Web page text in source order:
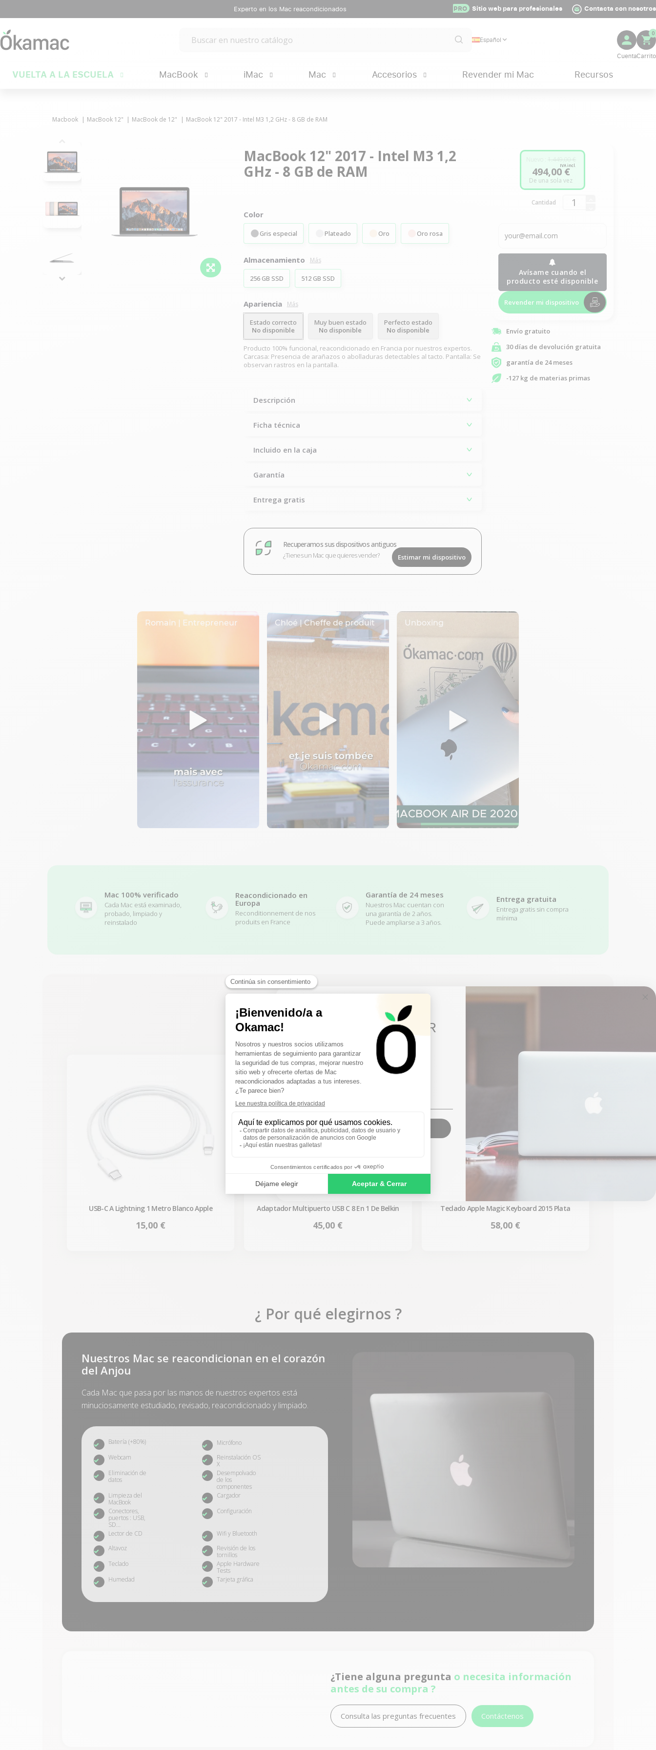
Experto en los Mac reacondicionados PRO Sitio web para profesionales Contacta con nosotros
Español
0
VUELTA A LA ESCUELA MacBook iMac Mac Accesorios Revender mi Mac Recursos
Macbook MacBook 12" MacBook de 12" MacBook 12" 2017 - Intel M3 1,2 GHz - 8 GB de RAM
MacBook 12" 2017 - Intel M3 1,2
GHz - 8 GB de RAM
Color
Gris especial Plateado Oro Oro rosa
Almacenamiento Más
256 GB SSD 512 GB SSD
Apariencia Más
Estado correcto
No disponible
Muy buen estado
No disponible
Perfecto estado
No disponible
Producto 100% funcional, reacondicionado en Francia por nuestros expertos.
Carcasa: Presencia de arañazos o abolladuras detectables al tacto. Pantalla: Se
observan rastros en la pantalla.
Descripción
Ficha técnica
Incluido en la caja
Garantía
Entrega gratis
Recuperamos sus dispositivos antiguos
¿Tienes un Mac que quieres vender? Estimar mi dispositivo
1.449,00 €
494,00 €
IVA incl.
De una sola vez
Cantidad
Avísame cuando el
producto esté disponible
Revender mi dispositivo
Envío gratuito
30 días de devolución gratuita
garantía de 24 meses
-127 kg de materias primas
Mac 100% verificado
Cada Mac está examinado,
probado, limpiado y
reinstalado
Reacondicionado en
Europa
Reconditionnement de nos
produits en France
Garantía de 24 meses
Nuestros Mac cuentan con
una garantía de 2 años.
Puede ampliarse a 3 años.
Entrega gratuita
Entrega gratis sin compra
mínima
Related Products
USB-C A Lightning 1 Metro Blanco Apple
Precio
15,00 €
Adaptador Multipuerto USB C 8 En 1 De Belkin
Precio
45,00 €
Teclado Apple Magic Keyboard 2015 Plata
Precio
58,00 €
¿ Por qué elegirnos ?
Nuestros Mac se reacondicionan en el corazón
del Anjou
Cada Mac que pasa por las manos de nuestros expertos está
minuciosamente estudiado, revisado, reacondicionado y limpiado.
Batería (+80%)
Micrófono
Webcam
Reinstalación OS
X
Eliminación de
datos
Desempolvado
de los
componentes
Limpieza del
MacBook
Cargador
Conectores,
puertos : USB,
SD...
Configuración
Lector de CD
Wifi y Bluetooth
Altavoz
Revisión de los
tornillos
Teclado
Apple Hardware
Tests
Humedad
Tarjeta gráfica
¿Tiene alguna pregunta o necesita información
antes de su compra ?
Consulta las preguntas frecuentes Contáctenos
10€ FREE ON YOUR
FIRST ORDER
Sign up to receive your discount.
SIGN ME UP!